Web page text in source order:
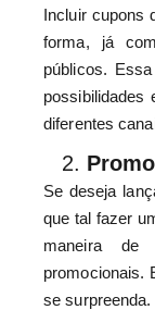
Incluir cupons
forma, já
públicos.
possibilidades
diferentes
Se deseja
que tal fazer
maneira de
promocionais.
se surpreenda.